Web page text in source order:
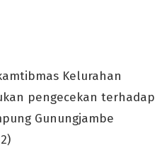
Kelurahan
pengecekan terhadap
Gunungjambe